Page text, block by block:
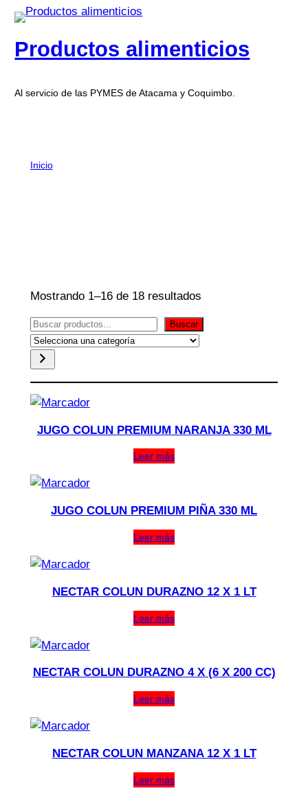
Productos alimenticios
Al servicio de las PYMES de Atacama y Coquimbo.
Inicio/ BEBESTIBLES
Mostrando 1–16 de 18 resultados
Buscar Buscar
Selecciona
una
JUGO COLUN PREMIUM NARANJA 330 ML
Leer más
JUGO COLUN PREMIUM PIÑA 330 ML
Leer más
NECTAR COLUN DURAZNO 12 X 1 LT
Leer más
NECTAR COLUN DURAZNO 4 X (6 X 200 CC)
Leer más
NECTAR COLUN MANZANA 12 X 1 LT
Leer más